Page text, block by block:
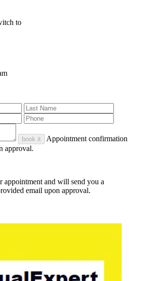
to
book it
Appointment confirmation
approval.
appointment and will send you a
email upon approval.